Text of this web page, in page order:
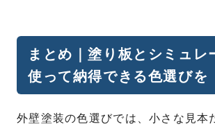
まとめ｜塗り板とシミュレ
使って納得できる色選びを
外壁塗装の色選びでは、小さな見本